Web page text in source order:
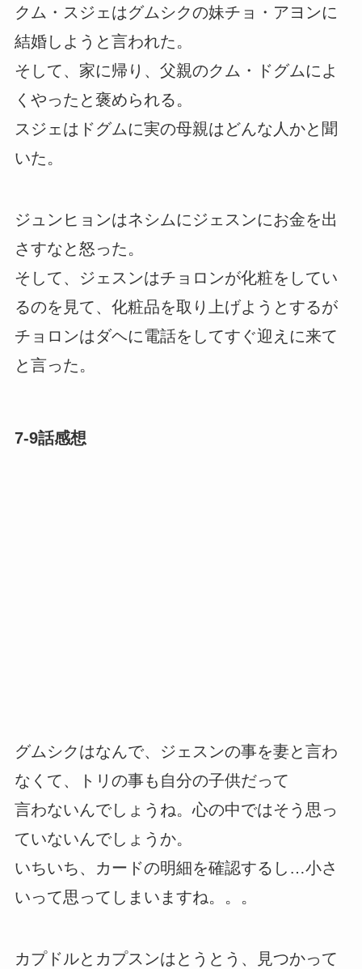
クム・スジェはグムシクの妹チョ・アヨンに
結婚しようと言われた。
そして、家に帰り、父親のクム・ドグムによ
くやったと褒められる。
スジェはドグムに実の母親はどんな人かと聞
いた。
ジュンヒョンはネシムにジェスンにお金を出
さすなと怒った。
そして、ジェスンはチョロンが化粧をしてい
るのを見て、化粧品を取り上げようとするが
チョロンはダヘに電話をしてすぐ迎えに来て
と言った。
7-9話感想
グムシクはなんで、ジェスンの事を妻と言わ
なくて、トリの事も自分の子供だって
言わないんでしょうね。心の中ではそう思っ
ていないんでしょうか。
いちいち、カードの明細を確認するし…小さ
いって思ってしまいますね。。。
カプドルとカプスンはとうとう、見つかって